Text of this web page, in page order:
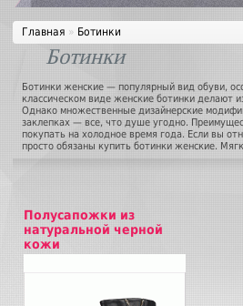
Главная » Ботинки
Ботинки
Ботинки женские — популярный вид обуви,
классическом виде женские ботинки делают
Однако множественные дизайнерские
заклепках — все, что душе угодно.
покупать на холодное время года. Если вы
просто обязаны купить ботинки женские.
сохраняет тепло, водонепроницаемая
Кроме того, у нас вы найдете ботинки в
только соответствовать всем стандартам
Полусапожки из
натуральной черной
кожи